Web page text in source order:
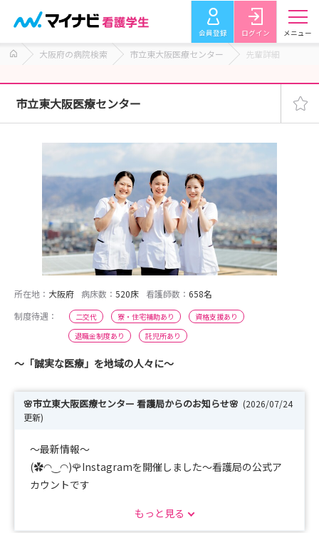
会員登録 ログイン メニュー
大阪府の病院検索 市立東大阪医療センター 先輩詳細
市立東大阪医療センター
所在地： 大阪府 病床数： 520床 看護師数： 658名
制度待遇：
二交代 寮・住宅補助あり
資格支援あり
退職金制度あり
託児所あり
～「誠実な医療」を地域の人々に～
🌸市立東大阪医療センター 看護局からのお知らせ🌸 (2026/07/24
更新)
～最新情報～
(✿◠‿◠)🌹Instagramを開催しました～看護局の公式ア
カウントです
ど、採用情報など発信していきます、是非ご覧ください💛
もっと見る